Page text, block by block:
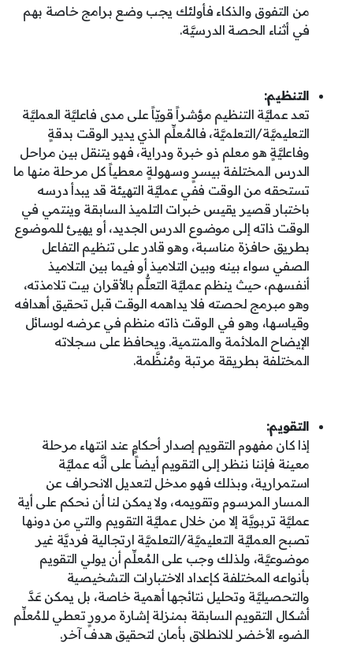
من التفوق والذكاء فأولئك يجب وضع برامج خاصة بهم
في أثناء الحصة الدرسيَّة.
التنظيم:
تعد عمليَّة التنظيم مؤشراً قويّاً على مدى فاعليَّة العمليَّة
التعليميَّة/التعلميَّة، فالمُعلِّم الذي يدير الوقت بدقةٍ
وفاعليَّةٍ هو معلم ذو خبرة ودراية، فهو يتنقل بين مراحل
الدرس المختلفة بيسرٍ وسهولةٍ معطياً كل مرحلة منها ما
تستحقه من الوقت ففي عمليَّة التهيئة قد يبدأ درسه
باختبار قصير يقيس خبرات التلميذ السابقة وينتمي في
الوقت ذاته إلى موضوع الدرس الجديد، أو يهيئ للموضوع
بطريق حافزة مناسبة، وهو قادر على تنظيم التفاعل
الصفي سواء بينه وبين التلاميذ أو فيما بين التلاميذ
أنفسهم، حيث ينظم عمليَّة التعلُّم بالأقران بيت تلامذته،
وهو مبرمج لحصته فلا يداهمه الوقت قبل تحقيق أهدافه
وقياسها، وهو في الوقت ذاته منظم في عرضه لوسائل
الإيضاح الملائمة والمنتمية. ويحافظ على سجلاته
المختلفة بطريقة مرتبة ومُنظَّمة.
التقويم:
إذا كان مفهوم التقويم إصدار أحكامٍ عند انتهاء مرحلة
معينة فإننا ننظر إلى التقويم أيضاً على أنَّه عمليَّة
استمرارية، وبذلك فهو مدخل لتعديل الانحراف عن
المسار المرسوم وتقويمه، ولا يمكن لنا أن نحكم على أية
عمليَّة تربويَّة إلا من خلال عمليَّة التقويم والتي من دونها
تصبح العمليَّة التعليميَّة/التعلميَّة ارتجالية فرديَّة غير
موضوعيَّة، ولذلك وجب على المُعلِّم أن يولي التقويم
بأنواعه المختلفة كإعداد الاختبارات التشخيصية
والتحصيليَّة وتحليل نتائجها أهمية خاصة، بل يمكن عَدَّ
أشكال التقويم السابقة بمنزلة إشارة مرورٍ تعطي للمُعلِّم
الضوء الأخضر للانطلاق بأمان لتحقيق هدف آخر.